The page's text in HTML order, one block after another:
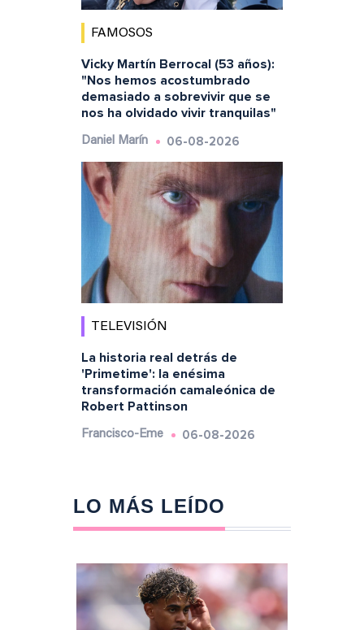
FAMOSOS
Vicky Martín Berrocal (53 años):
"Nos hemos acostumbrado
demasiado a sobrevivir que se
nos ha olvidado vivir tranquilas"
Daniel Marín 06-08-2026
TELEVISIÓN
La historia real detrás de
'Primetime': la enésima
transformación camaleónica de
Robert Pattinson
Francisco-Eme 06-08-2026
LO MÁS LEÍDO